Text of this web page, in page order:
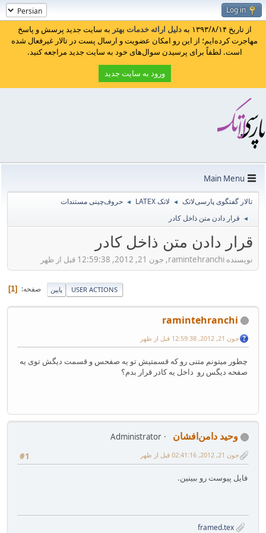
Log in
از تاریخ ۱۳۹۳/۸/۱۴ به دلیل ارائه خدمات بهتر به سایت جدید پرسش و پاسخ
مهاجرت کرده‌ایم؛ از این رو امکان عضویت و ارسال پست در تالار غیرفعال شده
است. لطفاً برای پرسیدن سوال‌های خود به سایت جدید مراجعه کنید.
ورود به سایت جدید
Main Menu
تالار گفتگوی پارسی‌لاتک ◄ لاتک LATEX ◄ حروف‌چینی مستندات
◄ قرار دادن متن ذاخل کادر
قرار دادن متن ذاخل کادر
نویسنده ramintehranchi, جون 21, 2012, 12:59:38 قبل از ظهر
پایین صفحه 1 USER ACTIONS
ramintehranchi
جون 21, 2012, 12:59:38 قبل از ظهر
چطور میتونم متنی رو که قسمتیش تو یه صفحس و قسمت دیگش توی یه
صفحه دیگس رو داخل یه کادر قرار بدم؟
وحید دامن‌افشان
Administrator
#1
جون 21, 2012, 02:41:16 قبل از ظهر
فایل پیوست رو ببینین.